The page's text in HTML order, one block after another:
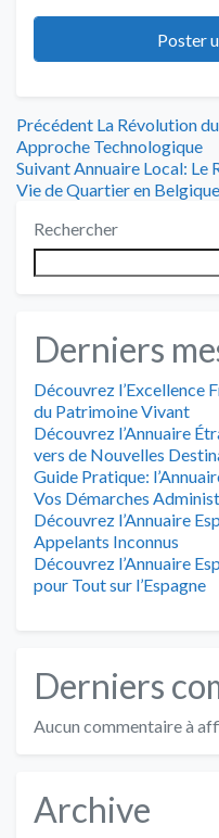
Navigation
de
l’article
Précédent Article
précédent
:
La Révolution
Approche Technologique
Suivant Article
suivant
Annuaire Local: Le
Vie de Quartier en Belgique
Rechercher
Derniers
Découvrez l’Excellence
du Patrimoine Vivant
Découvrez l’Annuaire
vers de Nouvelles
Guide Pratique:
Vos Démarches
Découvrez l’Annuaire
Appelants Inconnus
Découvrez l’Annuaire
pour Tout sur l’Espagne
Derniers
Aucun commentaire à
Archive